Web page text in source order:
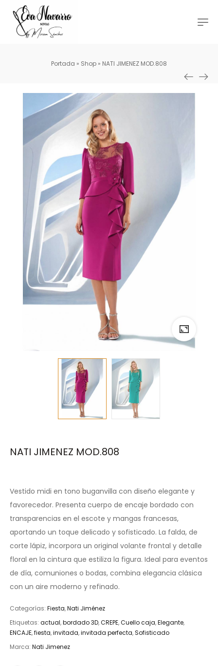
Portada » Shop » NATI JIMENEZ MOD.808
NATI JIMENEZ MOD.808
Vestido midi en tono buganvilla con diseño elegante y
favorecedor. Presenta cuerpo de encaje bordado con
transparencias en el escote y mangas francesas,
aportando un toque delicado y sofisticado. La falda, de
corte lápiz, incorpora un original volante frontal y detalle
floral en la cintura que estiliza la figura. Ideal para eventos
de día, comuniones o bodas, combina elegancia clásica
con un aire moderno y refinado.
Categorías: Fiesta,Nati Jiménez
Etiquetas: actual,bordado 3D,CREPE,Cuello caja,Elegante,
ENCAJE,fiesta,invitada,invitada perfecta,Sofisticado
Marca: Nati Jimenez